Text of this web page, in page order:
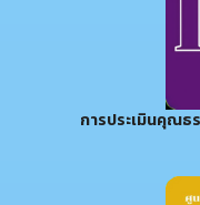
การประเมินคุณธ